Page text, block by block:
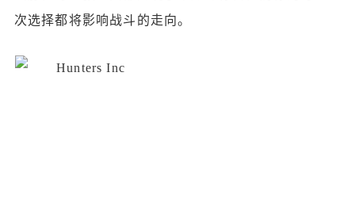
次选择都将影响战斗的走向。